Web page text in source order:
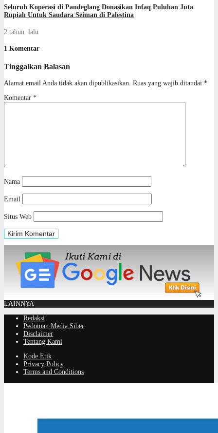
Seluruh Koperasi di Pandeglang Donasikan Infaq Puluhan Juta
Rupiah Untuk Saudara Seiman di Palestina
2 tahun lalu
1 Komentar
Tinggalkan Balasan
Alamat email Anda tidak akan dipublikasikan. Ruas yang wajib ditandai *
Komentar *
Nama
Email
Situs Web
LAINNYA
Redaksi
Pedoman Media Siber
Disclaimer
Tentang Kami
Kode Etik
Privacy Policy
Terms and Conditions